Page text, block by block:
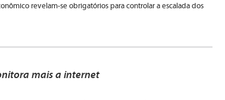
revelam-se obrigatórios para controlar a escalada dos
mais a internet